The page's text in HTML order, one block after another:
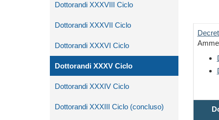
Dottorandi XXXVIII Ciclo
Dottorandi XXXVII Ciclo
Dottorandi XXXVI Ciclo
Dottorandi XXXV Ciclo
Dottorandi XXXIV Ciclo
Dottorandi XXXIII Ciclo (concluso)